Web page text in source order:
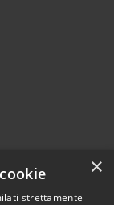
×
strettamente